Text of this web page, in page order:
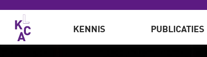
Overslaan en naar de inhoud gaan
KENNIS PUBLICATIES